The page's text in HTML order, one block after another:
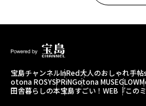
宝島チャンネルInRed大人のおしゃれ手帖
otona ROSYSPRiNGotona MUSEGLOW
田舎暮らしの本宝島すごい！WEB 『この